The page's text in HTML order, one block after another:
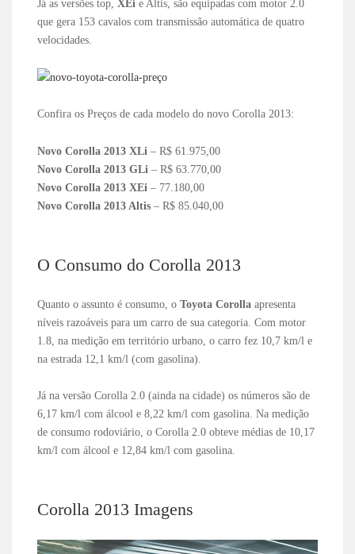
Já as versões top,XEi e Altis, são equipadas com motor 2.0
que gera 153 cavalos com transmissão automática de quatro
velocidades.
Confira os Preços de cada modelo do novo Corolla 2013:
Novo Corolla 2013 XLi – R$ 61.975,00
Novo Corolla 2013 GLi – R$ 63.770,00
Novo Corolla 2013 XEi – 77.180,00
Novo Corolla 2013 Altis – R$ 85.040,00
O Consumo do Corolla 2013
Quanto o assunto é consumo, oToyota Corolla apresenta
níveis razoáveis para um carro de sua categoria. Com motor
1.8, na medição em território urbano, o carro fez 10,7 km/l e
na estrada 12,1 km/l (com gasolina).
Já na versão Corolla 2.0 (ainda na cidade) os números são de
6,17 km/l com álcool e 8,22 km/l com gasolina. Na medição
de consumo rodoviário, o Corolla 2.0 obteve médias de 10,17
km/l com álcool e 12,84 km/l com gasolina.
Corolla 2013 Imagens